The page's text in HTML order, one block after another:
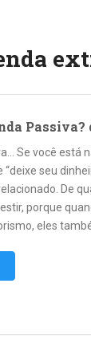
Se você está
“deixe seu
De
porque
eles